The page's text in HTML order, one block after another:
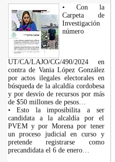
• Con la
Carpeta de
Investigación
número
UT/CA/LAJO/CG/490/2024 en
contra de Vania López González
por actos ilegales electorales en
búsqueda de la alcaldía cordobesa
y por desvío de recursos por más
de $50 millones de pesos…
• Esto la imposibilita a ser
candidata a la alcaldía por el
PVEM y por Morena por tener
un proceso judicial en curso y
pretende registrarse como
precandidata el 6 de enero…